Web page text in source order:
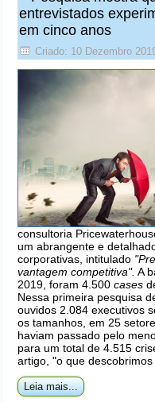
entrevistados
em cinco anos
Criado: 10 Dezembro
consultoria
um abrangente e
corporativas, intitulado
vantagem competitiva". A
2019, foram 4.500cases
Nessa primeira pesquisa
ouvidos 2.084 executivos
os tamanhos, em 25
haviam passado pelo
para um total de 4.515
artigo, "o que
Leia mais...